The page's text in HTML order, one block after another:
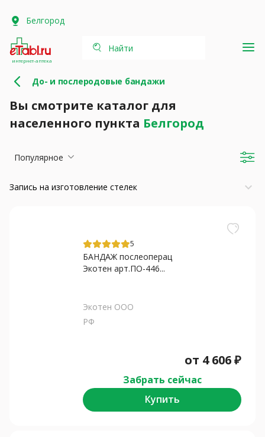
Белгород
интернет-аптека
Найти
До- и послеродовые бандажи
Вы смотрите каталог для
населенного пункта Белгород
Популярное
Запись на изготовление стелек keyboard_arrow_down
5
БАНДАЖ послеоперац
Экотен арт.ПО-446...
Экотен ООО
РФ
от 4 606₽
Забрать сейчас
Купить